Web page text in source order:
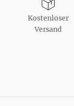
Kostenloser
Versand